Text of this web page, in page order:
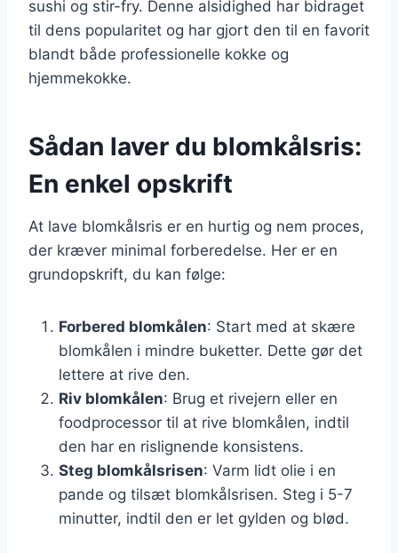
sushi og stir-fry. Denne alsidighed har bidraget
til dens popularitet og har gjort den til en favorit
blandt både professionelle kokke og
hjemmekokke.
Sådan laver du blomkålsris:
En enkel opskrift
At lave blomkålsris er en hurtig og nem proces,
der kræver minimal forberedelse. Her er en
grundopskrift, du kan følge:
Forbered blomkålen: Start med at skære
blomkålen i mindre buketter. Dette gør det
lettere at rive den.
Riv blomkålen: Brug et rivejern eller en
foodprocessor til at rive blomkålen, indtil
den har en rislignende konsistens.
Steg blomkålsrisen: Varm lidt olie i en
pande og tilsæt blomkålsrisen. Steg i 5-7
minutter, indtil den er let gylden og blød.